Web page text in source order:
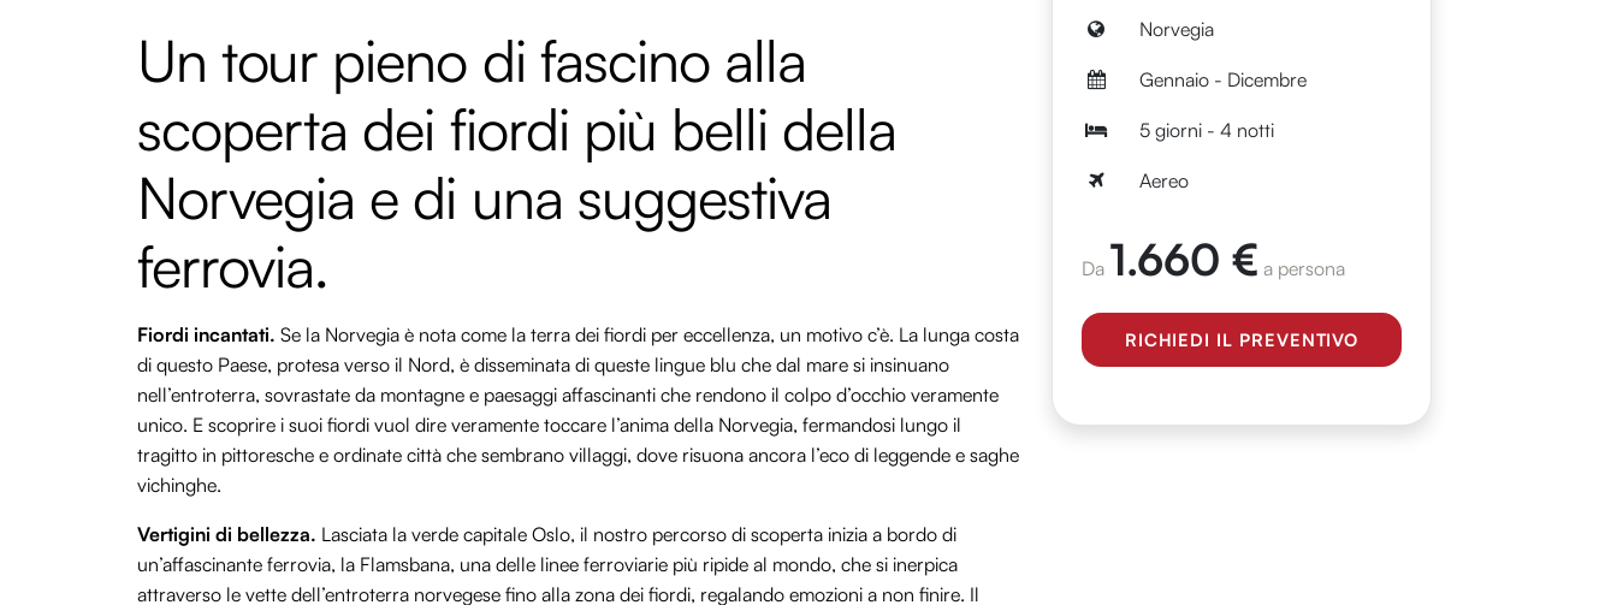
Un tour pieno di fascino alla
scoperta dei fiordi più belli della
Norvegia e di una suggestiva
ferrovia.
Fiordi incantati. Se la Norvegia è nota come la terra dei fiordi per eccellenza, un motivo c’è. La lunga costa
di questo Paese, protesa verso il Nord, è disseminata di queste lingue blu che dal mare si insinuano
nell’entroterra, sovrastate da montagne e paesaggi affascinanti che rendono il colpo d’occhio veramente
unico. E scoprire i suoi fiordi vuol dire veramente toccare l’anima della Norvegia, fermandosi lungo il
tragitto in pittoresche e ordinate città che sembrano villaggi, dove risuona ancora l’eco di leggende e saghe
vichinghe.
Vertigini di bellezza. Lasciata la verde capitale Oslo, il nostro percorso di scoperta inizia a bordo di
un’affascinante ferrovia, la Flamsbana, una delle linee ferroviarie più ripide al mondo, che si inerpica
attraverso le vette dell’entroterra norvegese fino alla zona dei fiordi, regalando emozioni a non finire. Il
Norvegia
Gennaio - Dicembre
5 giorni - 4 notti
Aereo
Da 1.660 € a persona
RICHIEDI IL PREVENTIVO